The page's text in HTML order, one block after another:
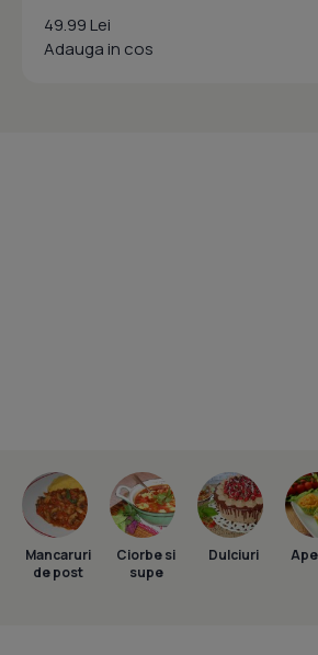
49.99 Lei
Adauga in cos
Mancaruri
de post
Ciorbe si
supe
Dulciuri